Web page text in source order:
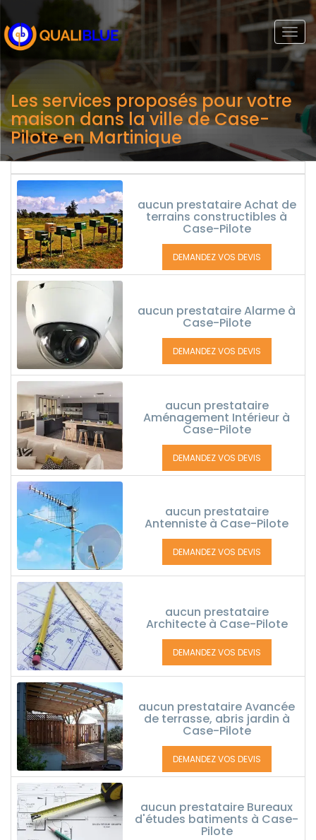
Les services proposés pour votre
maison dans la ville de Case-
Pilote en Martinique
aucun prestataire Achat de
terrains constructibles à
Case-Pilote
DEMANDEZ VOS DEVIS
aucun prestataire Alarme à
Case-Pilote
DEMANDEZ VOS DEVIS
aucun prestataire
Aménagement Intérieur à
Case-Pilote
DEMANDEZ VOS DEVIS
aucun prestataire
Antenniste à Case-Pilote
DEMANDEZ VOS DEVIS
aucun prestataire
Architecte à Case-Pilote
DEMANDEZ VOS DEVIS
aucun prestataire Avancée
de terrasse, abris jardin à
Case-Pilote
DEMANDEZ VOS DEVIS
aucun prestataire Bureaux
d'études batiments à Case-
Pilote